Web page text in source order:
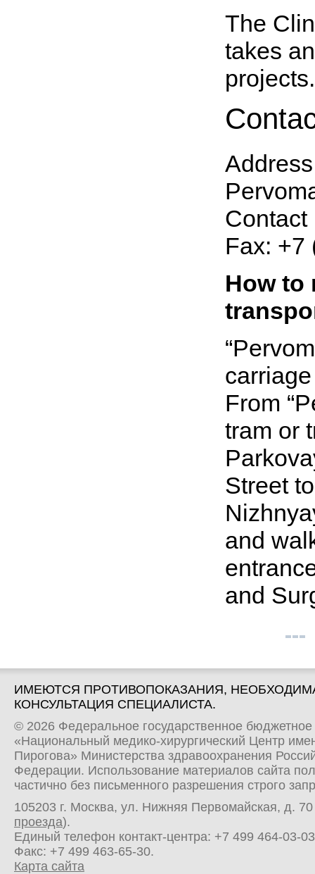
The
takes
projects.
Fax: +7
How to
From
tram or
Street
and
and
ИМЕЮТСЯ ПРОТИВОПОКАЗАНИЯ,
КОНСУЛЬТАЦИЯ СПЕЦИАЛИСТА.
© 2026 Федеральное государственное
«Национальный медико-хирургический Центр
Пирогова» Министерства здравоохранения
Федерации. Использование материалов сайта
частично без письменного разрешения строго
105203 г. Москва, ул. Нижняя Первомайская, д.
проезда).
Единый телефон контакт-центра: +7 499 464-03-03
Факс: +7 499 463-65-30.
Карта сайта